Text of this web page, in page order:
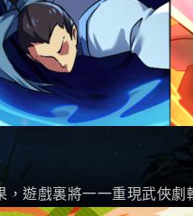
遊戲裏將一一重現武俠